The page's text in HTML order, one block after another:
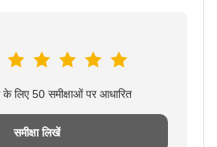
के लिए 50 समीक्षाओं पर आधारित
समीक्षा लिखें